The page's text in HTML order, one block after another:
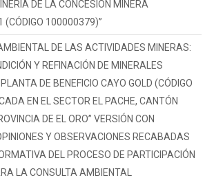
DE LA CONCESIÓN MINERA
(CÓDIGO 100000379)”
DE LAS ACTIVIDADES MINERAS:
Y REFINACIÓN DE MINERALES
DE BENEFICIO CAYO GOLD (CÓDIGO
EN EL SECTOR EL PACHE, CANTÓN
DE EL ORO” VERSIÓN CON
Y OBSERVACIONES RECABADAS
DEL PROCESO DE PARTICIPACIÓN
LA CONSULTA AMBIENTAL